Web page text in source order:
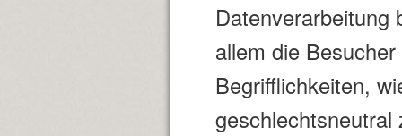
Datenverarbeitung
allem die
Begrifflichkeiten,
geschlechtsneutral